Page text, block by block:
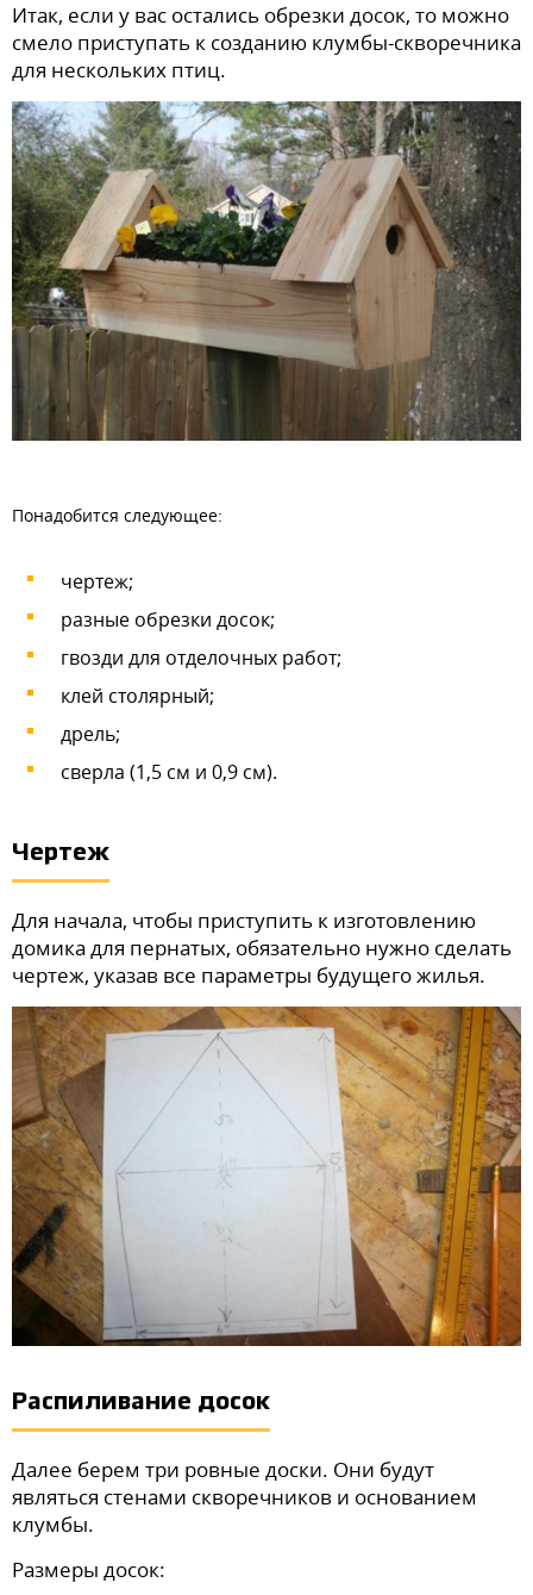
Итак, если у вас остались обрезки досок, то можно
смело приступать к созданию клумбы-скворечника
для нескольких птиц.
Понадобится следующее:
чертеж;
разные обрезки досок;
гвозди для отделочных работ;
клей столярный;
дрель;
сверла (1,5 см и 0,9 см).
Чертеж
Для начала, чтобы приступить к изготовлению
домика для пернатых, обязательно нужно сделать
чертеж, указав все параметры будущего жилья.
Распиливание досок
Далее берем три ровные доски. Они будут
являться стенами скворечников и основанием
клумбы.
Размеры досок: